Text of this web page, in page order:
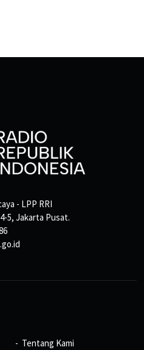
- LPP RRI
5, Jakarta Pusat.
Tentang Kami